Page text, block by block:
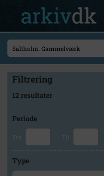
Filtrering
12 resultater
Periode
Fra Til
Type